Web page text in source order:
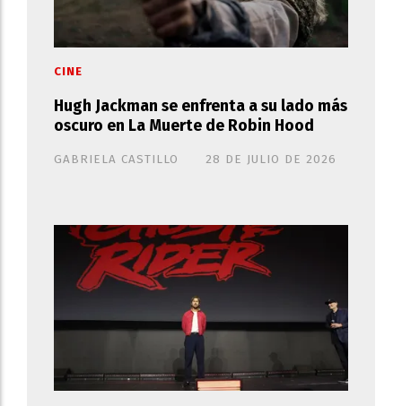
Hugh Jackman se enfrenta a su lado más
oscuro en La Muerte de Robin Hood
GABRIELA CASTILLO
CINE
28 DE JULIO DE 2026